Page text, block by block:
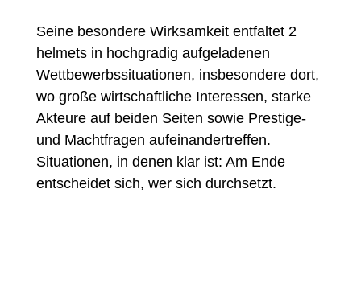
Seine besondere Wirksamkeit entfaltet 2
helmets in hochgradig aufgeladenen
Wettbewerbssituationen, insbesondere dort,
wo große wirtschaftliche Interessen, starke
Akteure auf beiden Seiten sowie Prestige-
und Machtfragen aufeinandertreffen.
Situationen, in denen klar ist: Am Ende
entscheidet sich, wer sich durchsetzt.